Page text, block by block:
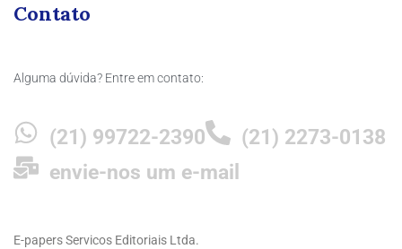
Contato
Alguma dúvida? Entre em contato:
(21) 99722-2390
(21) 2273-0138
envie-nos um e-mail
E-papers Servicos Editoriais Ltda.